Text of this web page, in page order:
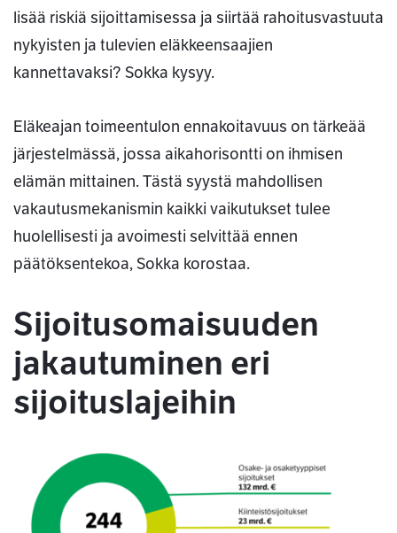
lisää riskiä sijoittamisessa ja siirtää rahoitusvastuuta
nykyisten ja tulevien eläkkeensaajien
kannettavaksi? Sokka kysyy.
Eläkeajan toimeentulon ennakoitavuus on tärkeää
järjestelmässä, jossa aikahorisontti on ihmisen
elämän mittainen. Tästä syystä mahdollisen
vakautusmekanismin kaikki vaikutukset tulee
huolellisesti ja avoimesti selvittää ennen
päätöksentekoa, Sokka korostaa.
Sijoitusomaisuuden
jakautuminen eri
sijoituslajeihin